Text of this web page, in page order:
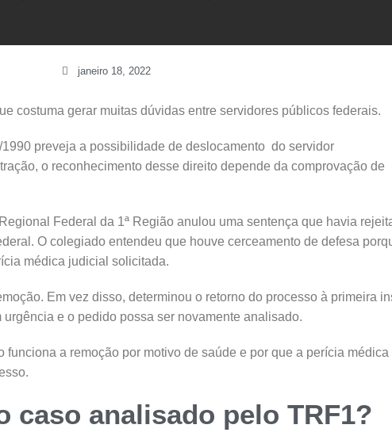
janeiro 18, 2022
costuma gerar muitas dúvidas entre servidores públicos federais.
1990 preveja a possibilidade de deslocamento do servidor
o reconhecimento desse direito depende da comprovação de
Federal da 1ª Região anulou uma sentença que havia
O colegiado entendeu que houve cerceamento de defesa
médica judicial solicitada.
Em vez disso, determinou o retorno do processo à primeira
e o pedido possa ser novamente analisado.
a remoção por motivo de saúde e por que a perícia médica
caso analisado pelo TRF1?